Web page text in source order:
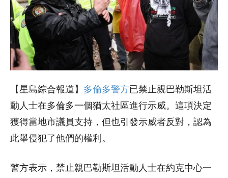
【星島綜合報道】 多倫多警方已禁止親巴勒斯坦活
動人士在多倫多一個猶太社區進行示威。這項決定
獲得當地市議員支持，但也引發示威者反對，認為
此舉侵犯了他們的權利。
警方表示，禁止親巴勒斯坦活動人士在約克中心一